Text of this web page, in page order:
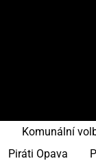
Komunální
Piráti Opava